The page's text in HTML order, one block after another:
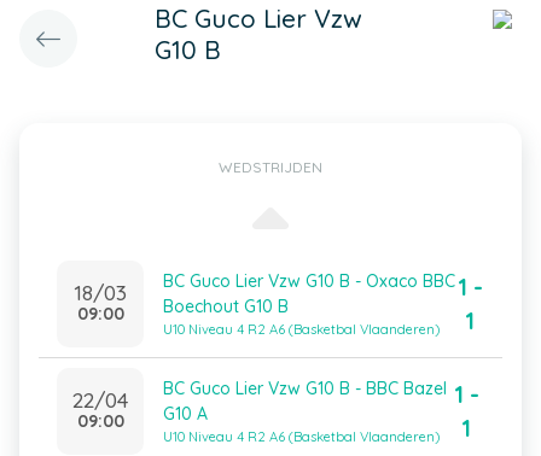
BC Guco Lier Vzw
G10 B
WEDSTRIJDEN
18/03
09:00
BC Guco Lier Vzw G10 B - Oxaco BBC
Boechout G10 B
U10 Niveau 4 R2 A6 (Basketbal Vlaanderen)
1 -
1
22/04
09:00
BC Guco Lier Vzw G10 B - BBC Bazel
G10 A
U10 Niveau 4 R2 A6 (Basketbal Vlaanderen)
1 -
1